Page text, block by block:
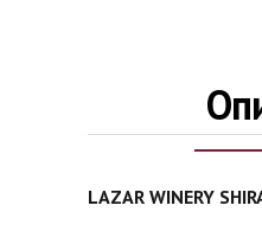
LAZAR WINERY